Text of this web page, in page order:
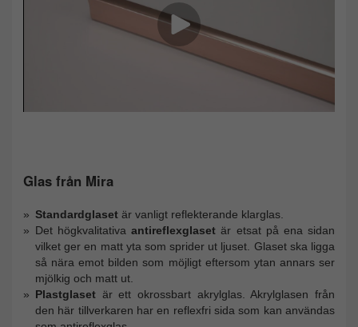
Glas från Mira
Standardglaset är vanligt reflekterande klarglas.
Det högkvalitativaantireflexglaset är etsat på ena sidan
vilket ger en matt yta som sprider ut ljuset. Glaset ska ligga
så nära emot bilden som möjligt eftersom ytan annars ser
mjölkig och matt ut.
Plastglaset är ett okrossbart akrylglas. Akrylglasen från
den här tillverkaren har en reflexfri sida som kan användas